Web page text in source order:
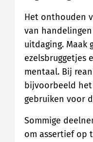
Het onthouden
van
uitdaging. Maak
ezelsbruggetjes
mentaal. Bij
bijvoorbeeld het
gebruiken voor
Sommige
om assertief op